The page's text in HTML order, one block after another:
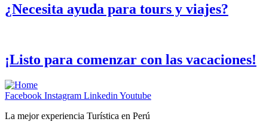
¿Necesita ayuda para tours y viajes?
¡Listo para comenzar con las vacaciones!
Facebook Instagram Linkedin Youtube
La mejor experiencia Turística en Perú